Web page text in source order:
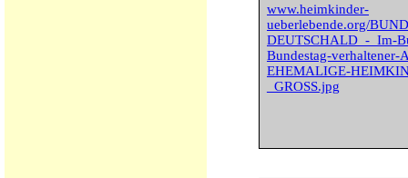
www.heimkinder-
ueberlebende.org/
DEUTSCHALD_-_Im-
Bundestag-verhaltener-
EHEMALIGE-
_GROSS.jpg